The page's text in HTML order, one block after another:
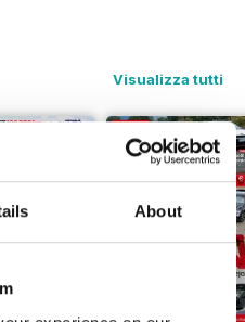
About
de
Visualizza tutti